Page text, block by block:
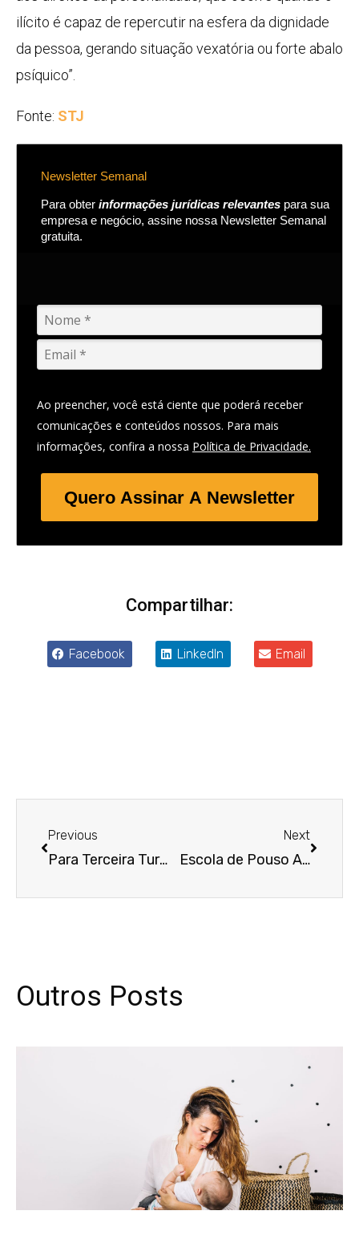
ilícito é capaz de repercutir na esfera da dignidade
da pessoa, gerando situação vexatória ou forte abalo
psíquico”.
Fonte: STJ
Newsletter Semanal
Para obter informações jurídicas relevantes para sua
empresa e negócio, assine nossa Newsletter Semanal
gratuita.
Ao preencher, você está ciente que poderá receber
comunicações e conteúdos nossos. Para mais
informações, confira a nossa Política de Privacidade.
Quero Assinar A Newsletter
Compartilhar:
Facebook LinkedIn Email
Previous
Para Terceira Turma, contrato firmado por pessoa analfabeta independe de escritura pública, ressalvada previsão legal
Next
Escola de Pouso Alegre indenizará trabalhadora que teve salário reduzido unilateralmente em 50% após home office
Outros Posts